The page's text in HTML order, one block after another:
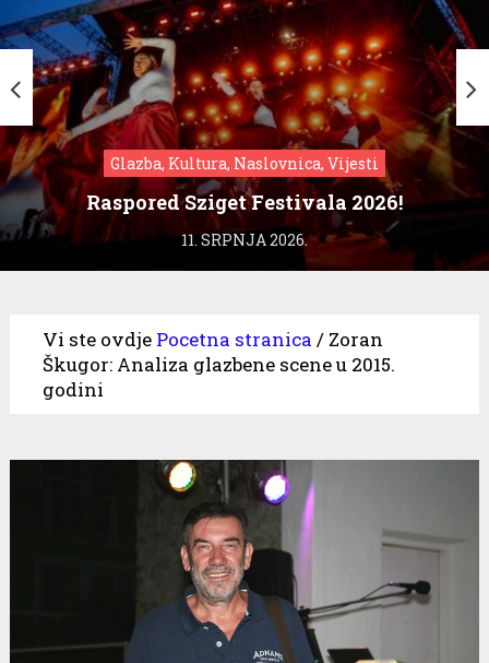
Glazba, Kultura, Naslovnica, Vijesti
Raspored Sziget Festivala 2026!
11. SRPNJA 2026.
Vi ste ovdje Pocetna stranica / Zoran
Škugor: Analiza glazbene scene u 2015.
godini